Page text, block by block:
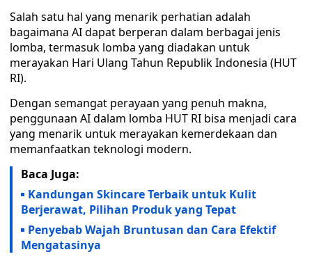
Salah satu hal yang menarik perhatian adalah
bagaimana AI dapat berperan dalam berbagai jenis
lomba, termasuk lomba yang diadakan untuk
merayakan Hari Ulang Tahun Republik Indonesia (HUT
RI).
Dengan semangat perayaan yang penuh makna,
penggunaan AI dalam lomba HUT RI bisa menjadi cara
yang menarik untuk merayakan kemerdekaan dan
memanfaatkan teknologi modern.
Baca Juga:
Kandungan Skincare Terbaik untuk Kulit
Berjerawat, Pilihan Produk yang Tepat
Penyebab Wajah Bruntusan dan Cara Efektif
Mengatasinya